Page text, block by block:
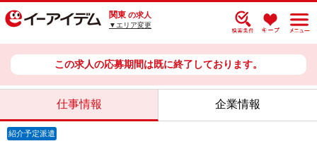
関東 の求人
▼エリア変更
この求人の応募期間は既に終了しております。
仕事情報 企業情報
紹介予定派遣